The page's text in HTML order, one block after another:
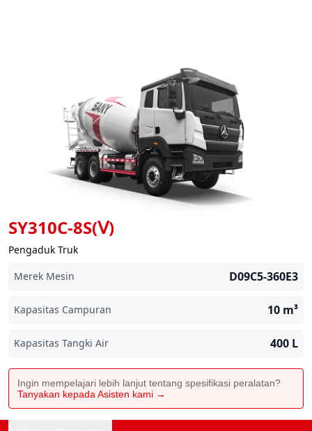
SY310C-8S(Ⅴ)
Pengaduk Truk
Merek Mesin
D09C5-360E3
Kapasitas Campuran 10 m³
Kapasitas Tangki Air 400 L
Ingin mempelajari lebih lanjut tentang spesifikasi peralatan?
Tanyakan kepada Asisten kami →